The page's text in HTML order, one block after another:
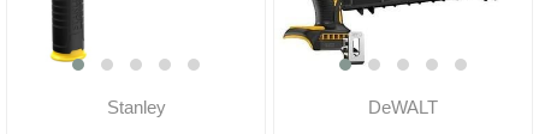
Stanley DeWALT